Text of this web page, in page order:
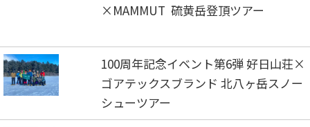
×MAMMUT 硫黄岳登頂ツアー
100周年記念イベント第6弾 好日山荘×
ゴアテックスブランド 北八ヶ岳スノー
シューツアー